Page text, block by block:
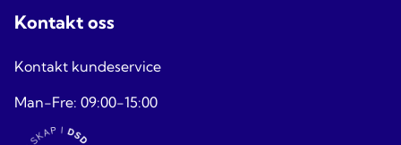
Kontakt oss
Kontakt kundeservice
Man-Fre: 09:00-15:00